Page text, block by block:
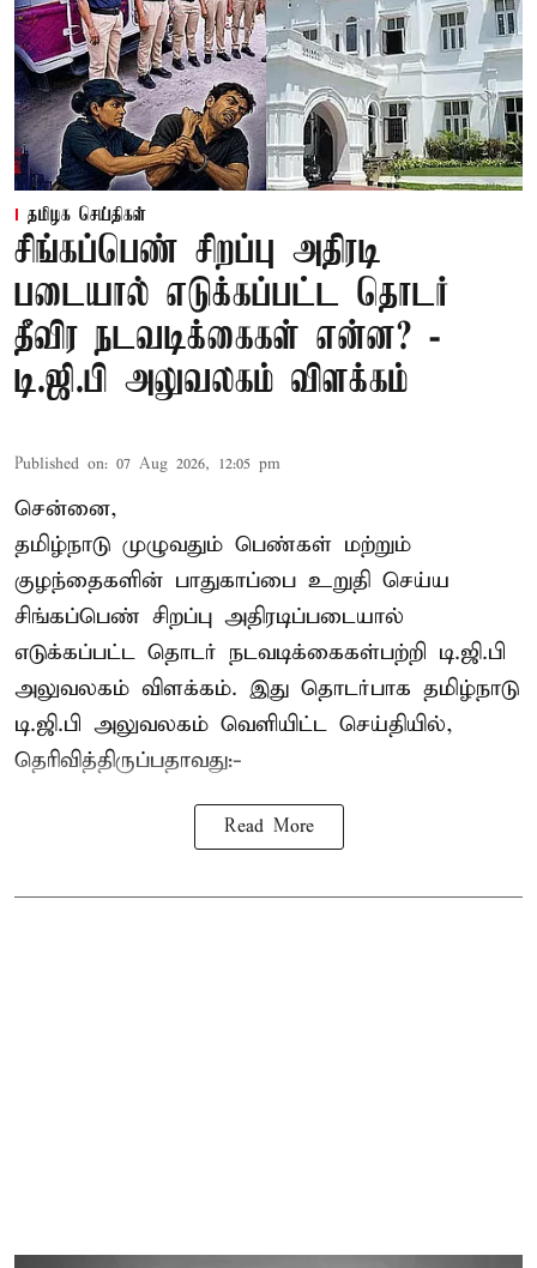
தமிழக செய்திகள்
சிங்கப்பெண் சிறப்பு அதிரடி
படையால் எடுக்கப்பட்ட தொடர்
தீவிர நடவடிக்கைகள் என்ன? -
டி.ஜி.பி அலுவலகம் விளக்கம்
Published on: 07 Aug 2026, 12:05 pm
சென்னை,
தமிழ்நாடு முழுவதும் பெண்கள் மற்றும்
குழந்தைகளின் பாதுகாப்பை உறுதி செய்ய
சிங்கப்பெண் சிறப்பு அதிரடிப்படையால்
எடுக்கப்பட்ட தொடர் நடவடிக்கைகள்பற்றி டி.ஜி.பி
அலுவலகம் விளக்கம். இது தொடர்பாக தமிழ்நாடு
டி.ஜி.பி அலுவலகம் வெளியிட்ட செய்தியில்,
தெரிவித்திருப்பதாவது:-
Read More